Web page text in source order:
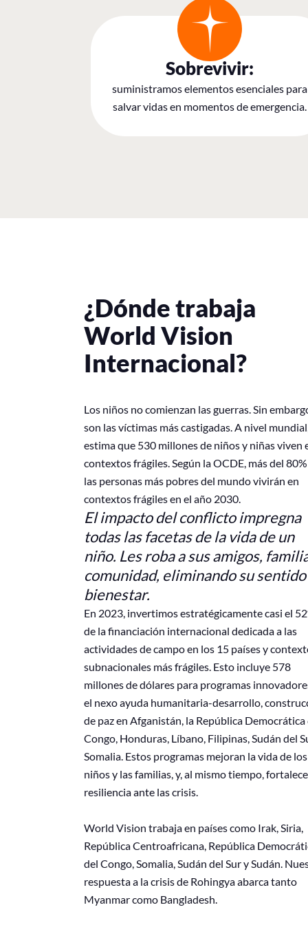
Sobrevivir:
suministramos elementos esenciales para
salvar vidas en momentos de emergencia.
¿Dónde trabaja
World Vision
Internacional?
Los niños no comienzan las guerras. Sin
son las víctimas más castigadas. A nivel
estima que 530 millones de niños y niñas viven
contextos frágiles. Según la OCDE, más del
las personas más pobres del mundo vivirán en
contextos frágiles en el año 2030.
El impacto del conflicto impregna
todas las facetas de la vida de un
niño. Les roba a sus amigos,
comunidad, eliminando su
bienestar.
En 2023, invertimos estratégicamente casi el
de la financiación internacional dedicada a las
actividades de campo en los 15 países y
subnacionales más frágiles. Esto incluye 578
millones de dólares para programas
el nexo ayuda humanitaria-desarrollo,
de paz en Afganistán, la República Democrática
Congo, Honduras, Líbano, Filipinas, Sudán del
Somalia. Estos programas mejoran la vida de los
niños y las familias, y, al mismo tiempo,
resiliencia ante las crisis.
World Vision trabaja en países como Irak, Siria,
República Centroafricana, República
del Congo, Somalia, Sudán del Sur y Sudán.
respuesta a la crisis de Rohingya abarca tanto
Myanmar como Bangladesh.